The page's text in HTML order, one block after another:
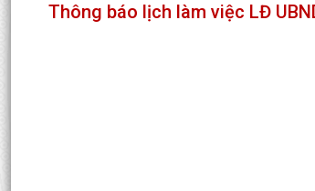
Thông báo lịch làm việc LĐ